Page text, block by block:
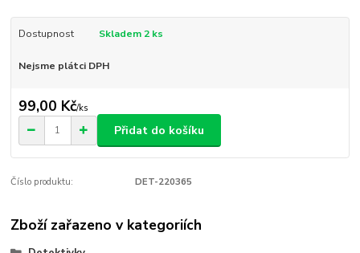
Dostupnost Skladem 2 ks
Nejsme plátci DPH
99,00 Kč/ks
Přidat do košíku
Číslo produktu: DET-220365
Zboží zařazeno v kategoriích